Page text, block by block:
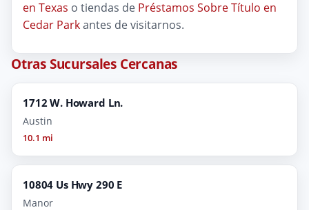
en Texas o tiendas de Préstamos Sobre Título en
Cedar Parkantes de visitarnos.
Otras Sucursales Cercanas
1712 W. Howard Ln.
Austin
10.1 mi
10804 Us Hwy 290 E
Manor